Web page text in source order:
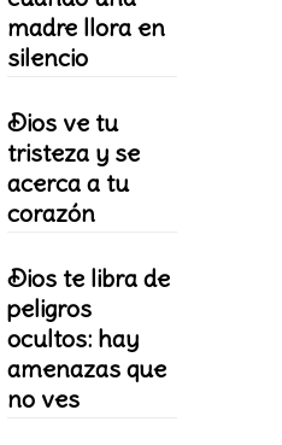
madre llora en
silencio
Dios ve tu
tristeza y se
acerca a tu
corazón
Dios te libra de
peligros
ocultos: hay
amenazas que
no ves